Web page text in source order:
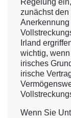
Regelung
zunächst
Irland
wichtig,
irisches
irische
Wenn Sie